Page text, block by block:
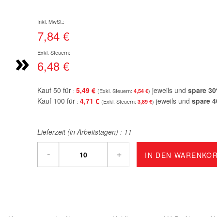
»
7,84 €
6,48 €
Kauf 50 für 5,49 € 4,54 € jeweils und spare 30
Kauf 100 für 4,71 € 3,89 € jeweils und spare
Lieferzeit (in Arbeitstagen) : 11
- + IN DEN